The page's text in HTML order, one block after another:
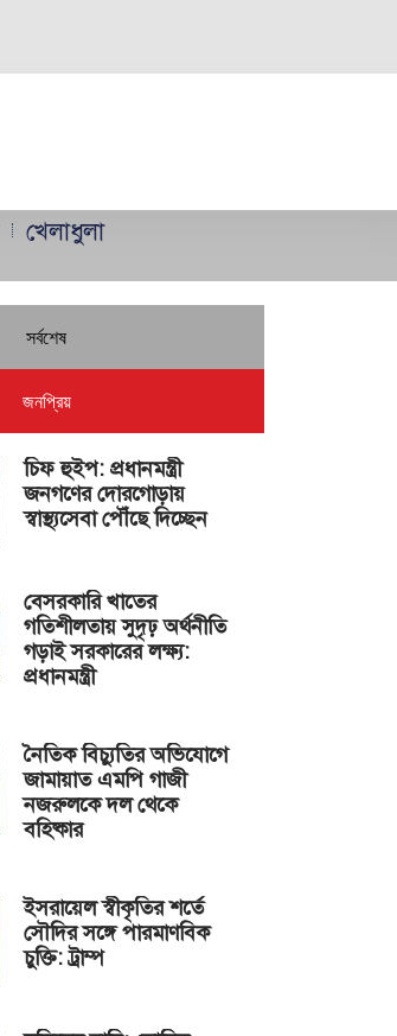
খেলাধুলা
সর্বশেষ
জনপ্রিয়
চিফ হুইপ: প্রধানমন্ত্রী
জনগণের দোরগোড়ায়
স্বাস্থ্যসেবা পৌঁছে দিচ্ছেন
বেসরকারি খাতের
গতিশীলতায় সুদৃঢ় অর্থনীতি
গড়াই সরকারের লক্ষ্য:
প্রধানমন্ত্রী
নৈতিক বিচ্যুতির অভিযোগে
জামায়াত এমপি গাজী
নজরুলকে দল থেকে
বহিষ্কার
ইসরায়েল স্বীকৃতির শর্তে
সৌদির সঙ্গে পারমাণবিক
চুক্তি: ট্রাম্প